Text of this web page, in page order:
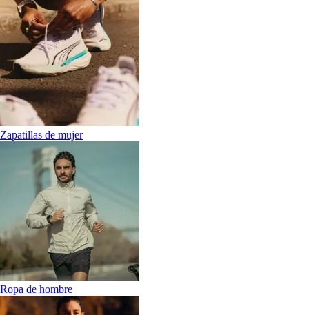
Zapatillas de mujer
Ropa de hombre